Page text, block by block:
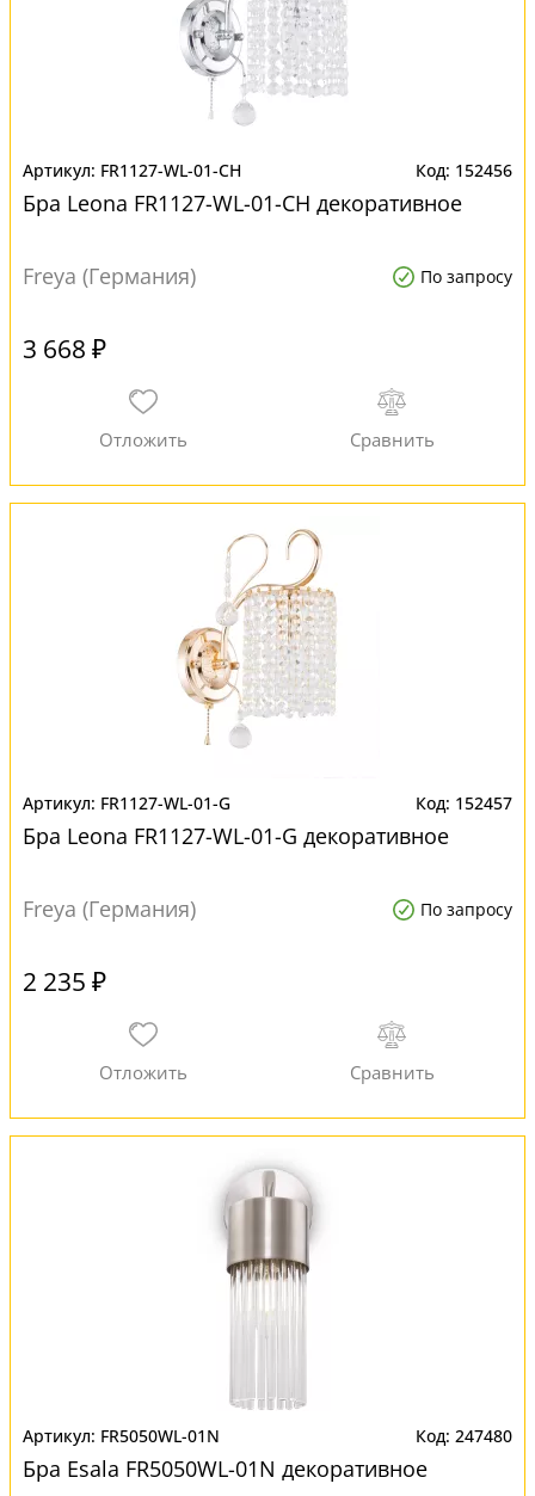
FR1127-WL-01-CH 152456
Бра Leona FR1127-WL-01-CH декоративное
Freya (Германия) По запросу
3 668 ₽
FR1127-WL-01-G 152457
Бра Leona FR1127-WL-01-G декоративное
Freya (Германия) По запросу
2 235 ₽
FR5050WL-01N 247480
Бра Esala FR5050WL-01N декоративное